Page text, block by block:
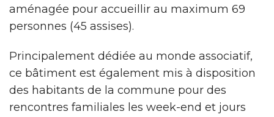
aménagée pour accueillir au maximum 69
personnes (45 assises).
Principalement dédiée au monde associatif,
ce bâtiment est également mis à disposition
des habitants de la commune pour des
rencontres familiales les week-end et jours